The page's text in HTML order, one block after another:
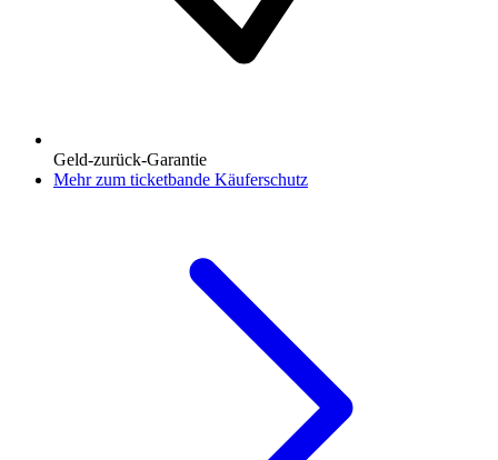
Geld-zurück-Garantie
Mehr zum ticketbande Käuferschutz